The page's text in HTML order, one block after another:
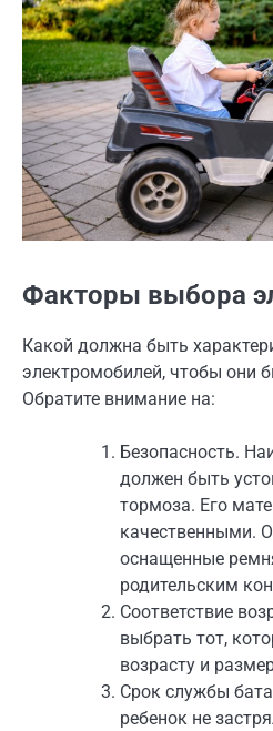
Факторы выбора
Какой должна быть
электромобилей, чтобы они
Обратите внимание на:
Безопасность.
должен быть
тормоза. Его
качественными.
оснащенные
родительским
Соответствие
выбрать тот,
возрасту и
Срок службы
ребенок не